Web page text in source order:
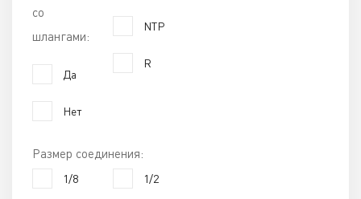
со
шлангами:
Да
Нет
NTP
R
Размер соединения:
1/8 1/2